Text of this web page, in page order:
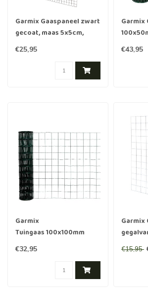
Garmix Gaaspaneel zwart
gecoat, maas 5x5cm,
90x180cm
€25,95
Garmix
25m
€43,95
Garmix
Tuingaas 100x100mm
100cm 2.1mm 20m
€32,95
Garmix
€15,95